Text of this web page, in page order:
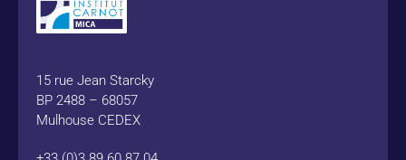
15 rue Jean Starcky
BP 2488 – 68057
Mulhouse CEDEX